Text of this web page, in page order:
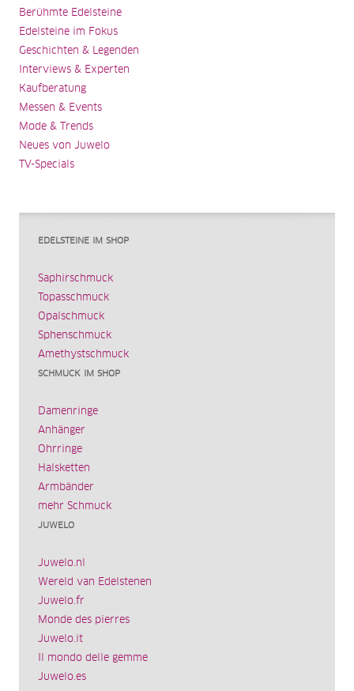
Berühmte Edelsteine
Edelsteine im Fokus
Geschichten & Legenden
Interviews & Experten
Kaufberatung
Messen & Events
Mode & Trends
Neues von Juwelo
TV-Specials
EDELSTEINE IM SHOP
Saphirschmuck
Topasschmuck
Opalschmuck
Sphenschmuck
Amethystschmuck
SCHMUCK IM SHOP
Damenringe
Anhänger
Ohrringe
Halsketten
Armbänder
mehr Schmuck
JUWELO
Juwelo.nl
Wereld van Edelstenen
Juwelo.fr
Monde des pierres
Juwelo.it
Il mondo delle gemme
Juwelo.es